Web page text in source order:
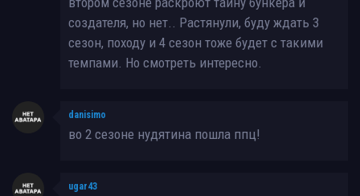
создателя, но нет.. Растянули, буду ждать 3
сезон, походу и 4 сезон тоже будет с такими
темпами. Но смотреть интересно.
danisimo
во 2 сезоне нудятина пошла ппц!
ugar43